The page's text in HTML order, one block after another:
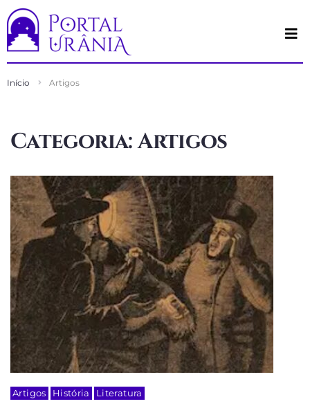
Início Artigos
Categoria:Artigos
Artigos História Literatura